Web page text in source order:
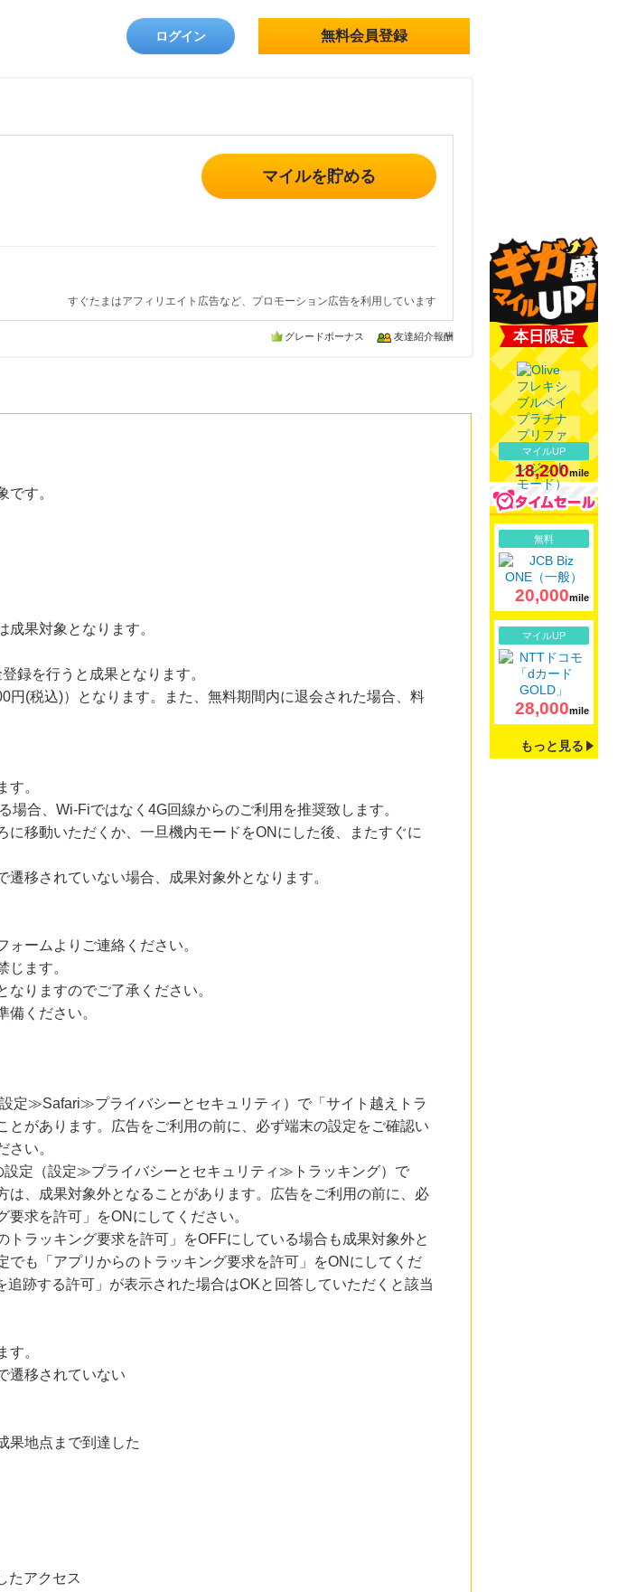
ログイン 無料会員登録
マイルを貯める
すぐたまはアフィリエイト広告など、プロモーション広告を利用しています
グレードボーナス 友達紹介報酬
す。
果対象となります。
録を行うと成果となります。
(税込)）となります。また、無料期間内に退会された場合、料
。
合、Wi-Fiではなく4G回線からのご利用を推奨致します。
移動いただくか、一旦機内モードをONにした後、またすぐに
移されていない場合、成果対象外となります。
ームよりご連絡ください。
ます。
りますのでご了承ください。
ください。
定≫Safari≫プライバシーとセキュリティ）で「サイト越えトラ
があります。広告をご利用の前に、必ず端末の設定をご確認い
い。
定（設定≫プライバシーとセキュリティ≫トラッキング）で
は、成果対象外となることがあります。広告をご利用の前に、必
求を許可」をONにしてください。
ラッキング要求を許可」をOFFにしている場合も成果対象外と
も「アプリからのトラッキング要求を許可」をONにしてくだ
跡する許可」が表示された場合はOKと回答していただくと該当
す。
遷移されていない
果地点まで到達した
たアクセス
本日限定
マイルUP
18,200mile
無料
20,000mile
マイルUP
28,000mile
もっと見る